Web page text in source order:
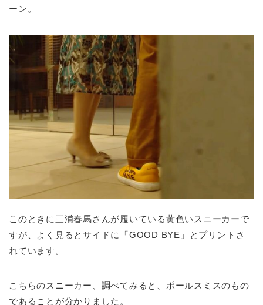
ーン。
このときに三浦春馬さんが履いている黄色いスニーカーで
すが、よく見るとサイドに「GOOD BYE」とプリントさ
れています。
こちらのスニーカー、調べてみると、ポールスミスのもの
であることが分かりました。